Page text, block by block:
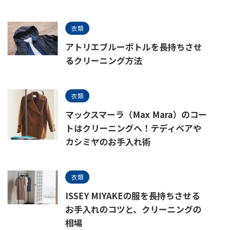
衣類
アトリエブルーボトルを長持ちさせ
るクリーニング方法
衣類
マックスマーラ（Max Mara）のコー
トはクリーニングへ！テディベアや
カシミヤのお手入れ術
衣類
ISSEY MIYAKEの服を長持ちさせる
お手入れのコツと、クリーニングの
相場